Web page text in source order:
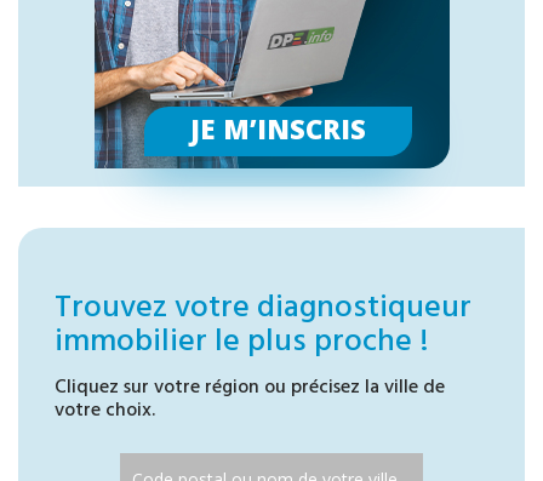
JE M’INSCRIS
Trouvez votre diagnostiqueur
immobilier le plus proche !
Cliquez sur votre région ou précisez la ville de
votre choix.